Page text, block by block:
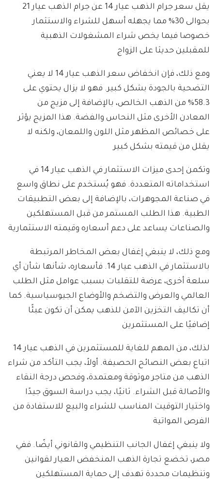
يقل سعر جرام الذهب عيار 14 عن جرام الذهب عيار 21
بحوالى 30% مما يجهله أسهل للشراء والاستثمار
خصوصا فيما يخص شراء المشغولات الذهبية
للمقبلين حديثا على الزواج
ومع ذلك، فإن انخفاض سعر الذهب عيار 14 لا يعني
التضحية بالجودة بشكل كبير. فهو لا يزال يحتوي على
58.3% من الذهب الخالص، بالإضافة إلى مزيج من
المعادن الأخرى مثل النحاس والفضة. هذا المزيج يؤثر
على خصائص المظهر مثل اللون واللمعان، ولكنه لا
يقلل من قيمته بشكل كبير
وتكمن إحدى ميزات الاستثمار في الذهب عيار 14 في
استخداماته المتعددة. فهو يُستخدم على نطاق واسع
في صناعة المجوهرات، بالإضافة إلى بعض التطبيقات
الطبية. هذا الطلب المستمر من قبل المستهلكين
والصناعات يساعد على دعم أسعاره وقيمته الاستثمارية
ومع ذلك، لا ينبغي إغفال بعض المخاطر المرتبطة
بالاستثمار في الذهب عيار 14. فأسعاره، شأنها شأن أي
سلعة أخرى، عرضة للتقلبات بسبب عوامل مثل الطلب
العالمي والعرض والتضخم والأوضاع الجيوسياسية. كما
أن تكاليف التخزين الآمن للذهب يمكن أن تكون عبئًا
إضافيًا على المستثمرين
لذلك، من المهم للغاية للمستثمرين في الذهب عيار 14
اتباع بعض النصائح الحصيفة. أولاً، يجب التأكد من شراء
الذهب من متاجر موثوقة ومعتمدة، وفحص درجة النقاء
والأصالة قبل الشراء. ثانيًا، يجب دراسة السوق جيدًا
واختيار التوقيت المناسب للشراء والبيع للاستفادة من
الفرص المواتية
ولا ينبغي إغفال الجانب التنظيمي والقانوني أيضًا. ففي
مصر، تخضع تجارة الذهب المنخفض العيار لقوانين
وتنظيمات محددة تهدف إلى حماية المستهلكين